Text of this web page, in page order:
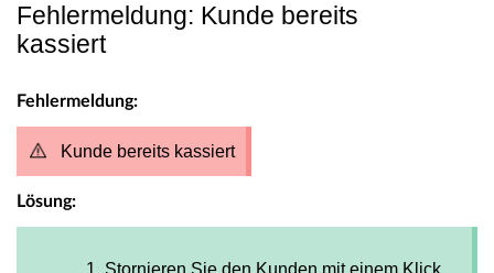
Fehlermeldung: Kunde bereits
kassiert
Fehlermeldung:
Kunde bereits kassiert
Lösung:
Stornieren Sie den Kunden mit einem Klick